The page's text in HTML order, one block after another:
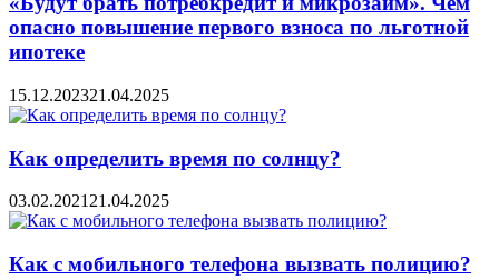
опасно повышение первого взноса по льготной
ипотеке
15.12.202321.04.2025
Как определить время по солнцу?
03.02.2021 21.04.2025
Как с мобильного телефона вызвать полицию?